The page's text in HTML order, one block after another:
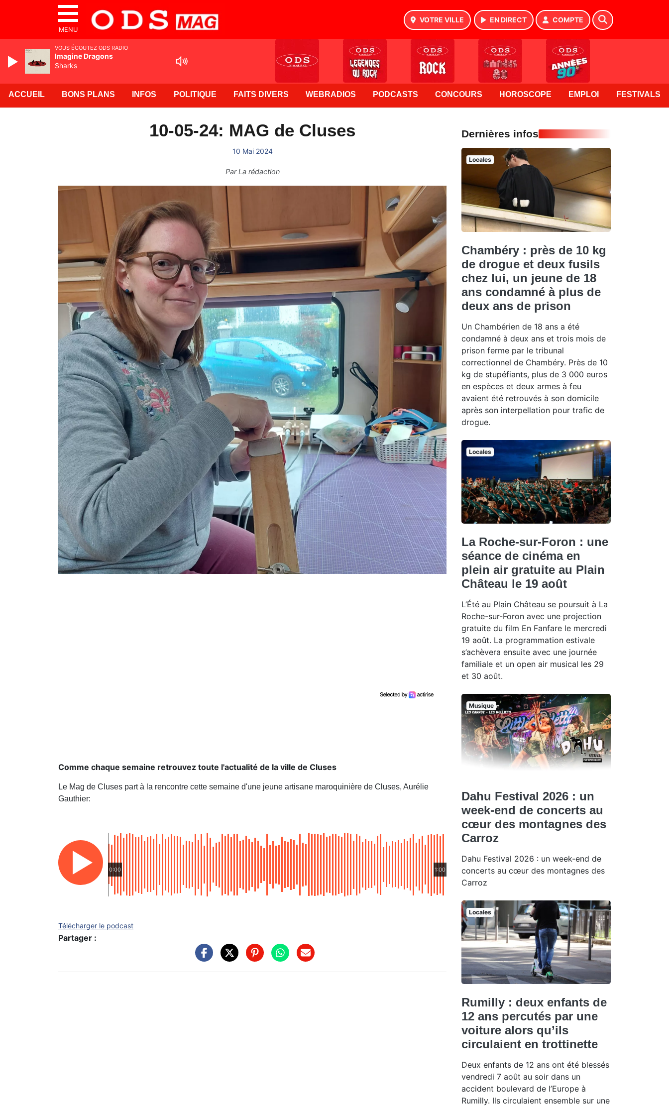
MENU
VOTRE VILLE EN DIRECT COMPTE
ACCUEIL BONS PLANS INFOS POLITIQUE FAITS DIVERS WEBRADIOS PODCASTS CONCOURS HOROSCOPE EMPLOI FESTIVALS
10-05-24: MAG de Cluses
10 Mai 2024
ParLa rédaction
Comme chaque semaine retrouvez toute l'actualité de la ville de Cluses
Le Mag de Cluses part à la rencontre cette semaine d'une jeune artisane maroquinière de Cluses, Aurélie
Gauthier:
0:00 1:00
Télécharger le podcast
Partager :
Dernières infos
Locales
Chambéry : près de 10 kg
de drogue et deux fusils
chez lui, un jeune de 18
ans condamné à plus de
deux ans de prison
Un Chambérien de 18 ans a été
condamné à deux ans et trois mois de
prison ferme par le tribunal
correctionnel de Chambéry. Près de 10
kg de stupéfiants, plus de 3 000 euros
en espèces et deux armes à feu
avaient été retrouvés à son domicile
après son interpellation pour trafic de
drogue.
Locales
La Roche-sur-Foron : une
séance de cinéma en
plein air gratuite au Plain
Château le 19 août
L’Été au Plain Château se poursuit à La
Roche-sur-Foron avec une projection
gratuite du film En Fanfare le mercredi
19 août. La programmation estivale
s’achèvera ensuite avec une journée
familiale et un open air musical les 29
et 30 août.
Musique
Dahu Festival 2026 : un
week-end de concerts au
cœur des montagnes des
Carroz
Dahu Festival 2026 : un week-end de
concerts au cœur des montagnes des
Carroz
Locales
Rumilly : deux enfants de
12 ans percutés par une
voiture alors qu’ils
circulaient en trottinette
Deux enfants de 12 ans ont été blessés
vendredi 7 août au soir dans un
accident boulevard de l’Europe à
Rumilly. Ils circulaient ensemble sur une
VOUS ÉCOUTEZ ODS RADIO
Imagine Dragons
Sharks